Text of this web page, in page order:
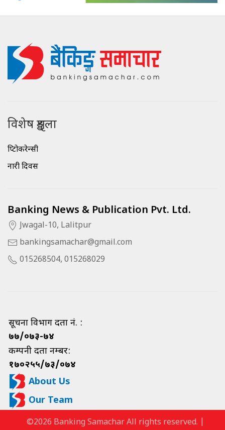
विशेष शृङ्खला
क्रिप्टोकरेन्सी
नारी दिवस
Banking News & Publication Pvt. Ltd.
Jwagal-10, Lalitpur
bankingsamachar@gmail.com
015268504, 015268029
सूचना विभाग दर्ता नं. :
७७/०७३-७४
कम्पनी दर्ता नम्बर:
१७०२५५/७३/०७४
About Us
Our Team
©2026 Banking Samachar All rights reserved. |